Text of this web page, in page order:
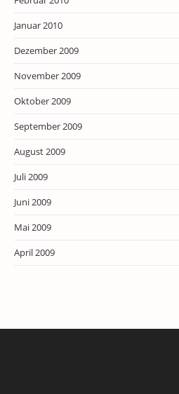
Januar 2010
Dezember 2009
November 2009
Oktober 2009
September 2009
August 2009
Juli 2009
Juni 2009
Mai 2009
April 2009